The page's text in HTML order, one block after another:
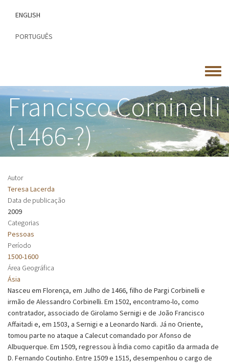
conteúdo
ENGLISH
PORTUGUÊS
Toggle
menu
Francisco Corninelli
(1466-?)
Autor
Teresa Lacerda
Data de publicação
2009
Categorias
Pessoas
Período
1500-1600
Área Geográfica
Ásia
Nasceu em Florença, em Julho de 1466, filho de Pargi Corbinelli e
irmão de Alessandro Corbinelli. Em 1502, encontramo-lo, como
contratador, associado de Girolamo Sernigi e de João Francisco
Affaitadi e, em 1503, a Sernigi e a Leonardo Nardi. Já no Oriente,
tomou parte no ataque a Calecut comandado por Afonso de
Albuquerque. Em 1509, regressou à Índia como capitão da armada de
D. Fernando Coutinho. Entre 1509 e 1515, desempenhou o cargo de